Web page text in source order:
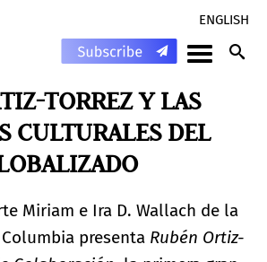
ENGLISH
TORREZ Y LAS
CULTURALES DEL
Miriam e Ira D. Wallach de la
presenta Rubén Ortiz-